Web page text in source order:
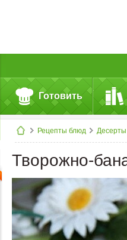
Готовить
Рецепты блюд Десерты
Творожно-